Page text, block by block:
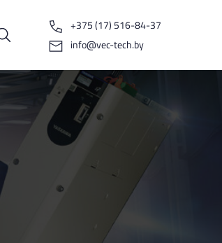
+375 (17) 516-84-37
info@vec-tech.by